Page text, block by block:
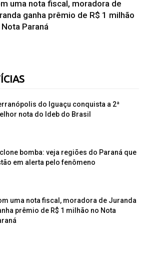
uma nota fiscal, moradora de
ganha prêmio de R$ 1 milhão
Nota Paraná
do Iguaçu conquista a 2ª
nota do Ideb do Brasil
bomba: veja regiões do Paraná que
em alerta pelo fenômeno
uma nota fiscal, moradora de Juranda
prêmio de R$ 1 milhão no Nota